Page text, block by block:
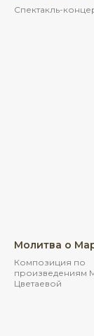
Спектакль-
Молитва о
Композиция по
произведениям
Цветаевой